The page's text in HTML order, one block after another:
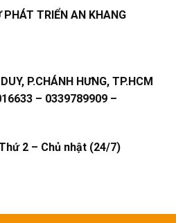
TRIỂN AN KHANG
P.CHÁNH HƯNG, TP.HCM
– 0339789909 –
2 – Chủ nhật (24/7)